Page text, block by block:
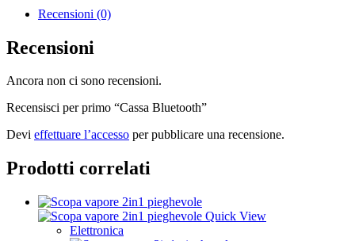
Recensioni (0)
Recensioni
Ancora non ci sono recensioni.
Recensisci per primo “Cassa Bluetooth”
Devi effettuare l’accesso per pubblicare una recensione.
Prodotti correlati
Quick View
Elettronica